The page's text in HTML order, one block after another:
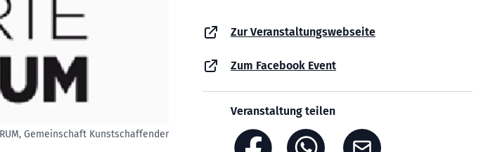
Gemeinschaft Kunstschaffender
Zur Veranstaltungswebseite
Zum Facebook Event
Veranstaltung teilen